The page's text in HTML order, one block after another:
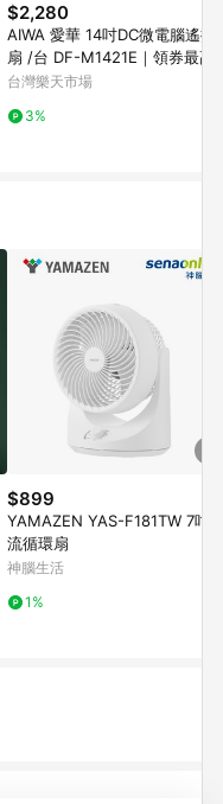
$2,280
AIWA 愛華 14吋DC微電腦遙控立
扇 /台 DF-M1421E｜領券最高折
$220
台灣樂天市場
3%
$899
YAMAZEN YAS-F181TW 7吋氣
流循環扇
神腦生活
1%